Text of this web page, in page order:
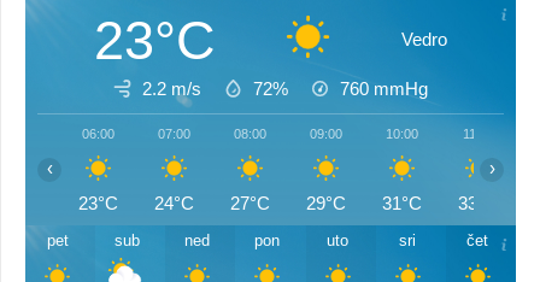
23°C Vedro
2.2 m/s 72% 760 mmHg
06:00
23°C
07:00
24°C
08:00
27°C
09:00
29°C
10:00
31°C
11:00
33°C
‹ ›
pet sub ned pon uto sri čet